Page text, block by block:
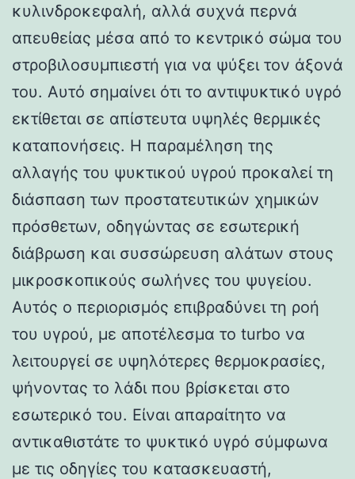
κυλινδροκεφαλή, αλλά συχνά περνά
απευθείας μέσα από το κεντρικό σώμα του
στροβιλοσυμπιεστή για να ψύξει τον άξονά
του. Αυτό σημαίνει ότι το αντιψυκτικό υγρό
εκτίθεται σε απίστευτα υψηλές θερμικές
καταπονήσεις. Η παραμέληση της
αλλαγής του ψυκτικού υγρού προκαλεί τη
διάσπαση των προστατευτικών χημικών
πρόσθετων, οδηγώντας σε εσωτερική
διάβρωση και συσσώρευση αλάτων στους
μικροσκοπικούς σωλήνες του ψυγείου.
Αυτός ο περιορισμός επιβραδύνει τη ροή
του υγρού, με αποτέλεσμα το turbo να
λειτουργεί σε υψηλότερες θερμοκρασίες,
ψήνοντας το λάδι που βρίσκεται στο
εσωτερικό του. Είναι απαραίτητο να
αντικαθιστάτε το ψυκτικό υγρό σύμφωνα
με τις οδηγίες του κατασκευαστή,